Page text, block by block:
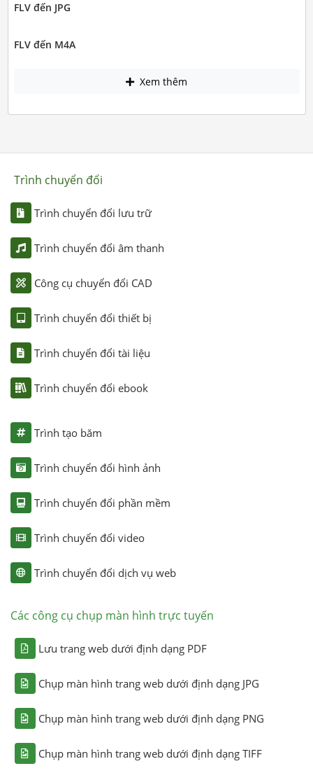
FLV đến JPG
FLV đến M4A
Xem thêm
Trình chuyển đổi
Trình chuyển đổi lưu trữ
Trình chuyển đổi âm thanh
Công cụ chuyển đổi CAD
Trình chuyển đổi thiết bị
Trình chuyển đổi tài liệu
Trình chuyển đổi ebook
Trình tạo băm
Trình chuyển đổi hình ảnh
Trình chuyển đổi phần mềm
Trình chuyển đổi video
Trình chuyển đổi dịch vụ web
Các công cụ chụp màn hình trực tuyến
Lưu trang web dưới định dạng PDF
Chụp màn hình trang web dưới định dạng JPG
Chụp màn hình trang web dưới định dạng PNG
Chụp màn hình trang web dưới định dạng TIFF